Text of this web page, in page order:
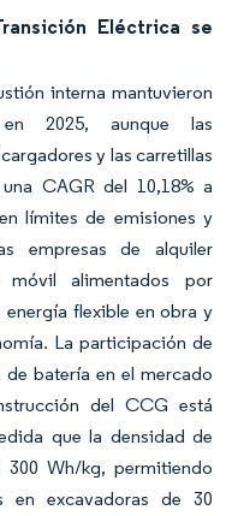
Eléctrica se
interna mantuvieron
2025, aunque las
y las carretillas
CAGR del 10,18% a
límites de emisiones y
empresas de alquiler
móvil alimentados por
flexible en obra y
La participación de
batería en el mercado
del CCG está
que la densidad de
Wh/kg, permitiendo
excavadoras de 30